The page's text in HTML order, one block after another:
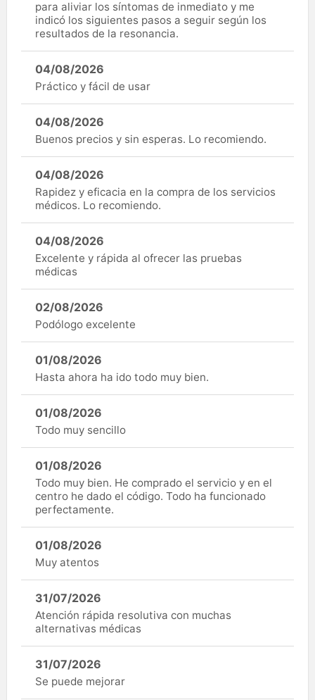
para aliviar los síntomas de inmediato y me
indicó los siguientes pasos a seguir según los
resultados de la resonancia.
04/08/2026
Práctico y fácil de usar
04/08/2026
Buenos precios y sin esperas. Lo recomiendo.
04/08/2026
Rapidez y eficacia en la compra de los servicios
médicos. Lo recomiendo.
04/08/2026
Excelente y rápida al ofrecer las pruebas
médicas
02/08/2026
Podólogo excelente
01/08/2026
Hasta ahora ha ido todo muy bien.
01/08/2026
Todo muy sencillo
01/08/2026
Todo muy bien. He comprado el servicio y en el
centro he dado el código. Todo ha funcionado
perfectamente.
01/08/2026
Muy atentos
31/07/2026
Atención rápida resolutiva con muchas
alternativas médicas
31/07/2026
Se puede mejorar